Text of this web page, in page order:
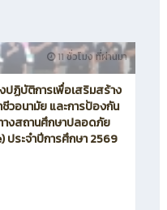
11 ชั่วโมง ที่ผ่านมา